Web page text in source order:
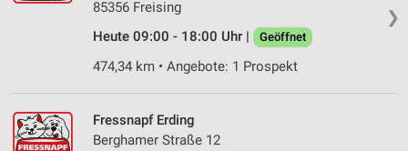
❯
85356 Freising
Heute 09:00 - 18:00 Uhr |
Geöffnet
474,34 km • Angebote: 1 Prospekt
Fressnapf Erding
Berghamer Straße 12